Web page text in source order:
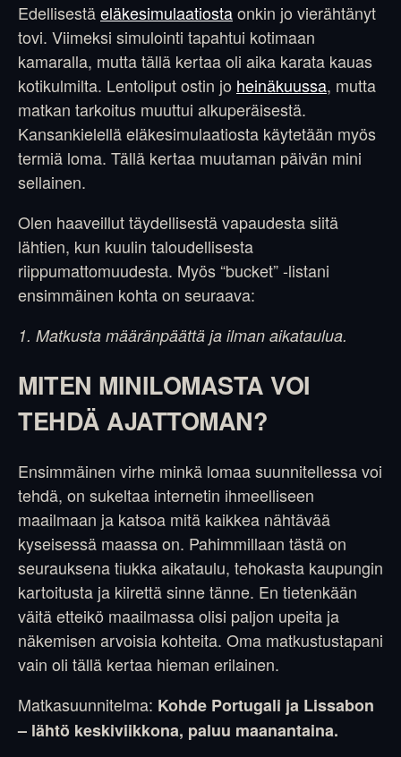
Edellisestäeläkesimulaatiostaonkin jo vierähtänyt
tovi. Viimeksi simulointi tapahtui kotimaan
kamaralla, mutta tällä kertaa oli aika karata kauas
kotikulmilta. Lentoliput ostin jo heinäkuussa, mutta
matkan tarkoitus muuttui alkuperäisestä.
Kansankielellä eläkesimulaatiosta käytetään myös
termiä loma. Tällä kertaa muutaman päivän mini
sellainen.
Olen haaveillut täydellisestä vapaudesta siitä
lähtien, kun kuulin taloudellisesta
riippumattomuudesta. Myös “bucket” -listani
ensimmäinen kohta on seuraava:
1. Matkusta määränpäättä ja ilman aikataulua.
MITEN MINILOMASTA VOI
TEHDÄ AJATTOMAN?
Ensimmäinen virhe minkä lomaa suunnitellessa voi
tehdä, on sukeltaa internetin ihmeelliseen
maailmaan ja katsoa mitä kaikkea nähtävää
kyseisessä maassa on. Pahimmillaan tästä on
seurauksena tiukka aikataulu, tehokasta kaupungin
kartoitusta ja kiirettä sinne tänne. En tietenkään
väitä etteikö maailmassa olisi paljon upeita ja
näkemisen arvoisia kohteita. Oma matkustustapani
vain oli tällä kertaa hieman erilainen.
Matkasuunnitelma: Kohde Portugali ja Lissabon
– lähtö keskiviikkona, paluu maanantaina.